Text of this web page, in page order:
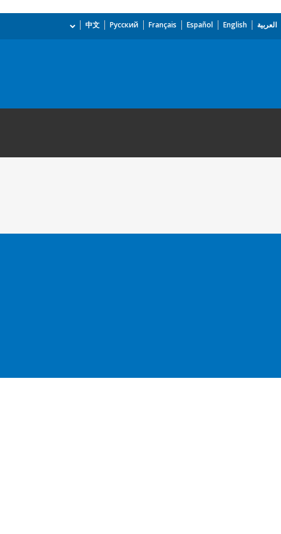
العربية English
Español
Français
Русский
中文